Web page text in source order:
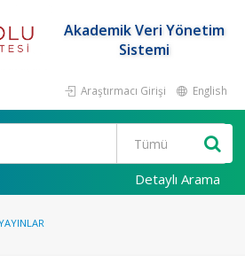
Akademik Veri Yönetim
Sistemi
Araştırmacı Girişi English
Detaylı Arama